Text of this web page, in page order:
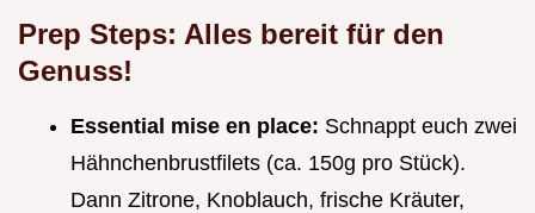
Prep Steps: Alles bereit für den
Genuss!
Essential mise en place: Schnappt euch zwei
Hähnchenbrustfilets (ca. 150g pro Stück).
Dann Zitrone, Knoblauch, frische Kräuter,